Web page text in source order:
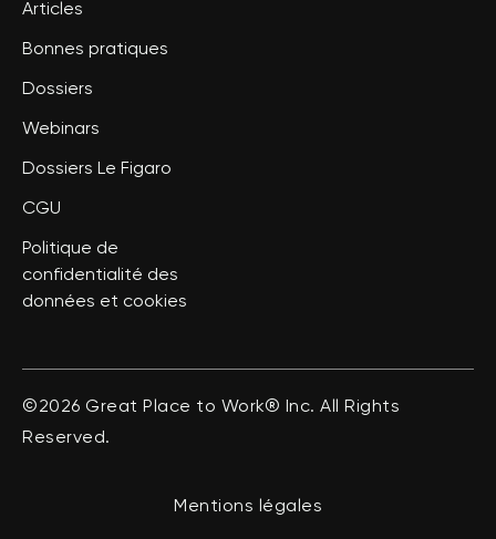
Articles
Bonnes pratiques
Dossiers
Webinars
Dossiers Le Figaro
CGU
Politique de
confidentialité des
données et cookies
©2026 Great Place to Work® Inc. All Rights
Reserved.
Mentions légales